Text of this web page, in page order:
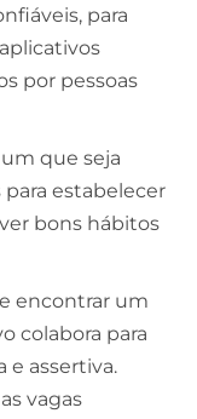
para
por pessoas
que seja
estabelecer
bons hábitos
encontrar um
colabora para
e assertiva.
vagas